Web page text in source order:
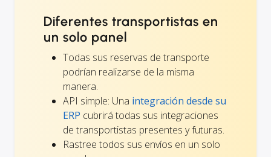
Diferentes transportistas en
un solo panel
Todas sus reservas de transporte
podrían realizarse de la misma
manera.
API simple: Una integración desde su
ERP cubrirá todas sus integraciones
de transportistas presentes y futuras.
Rastree todos sus envíos en un solo